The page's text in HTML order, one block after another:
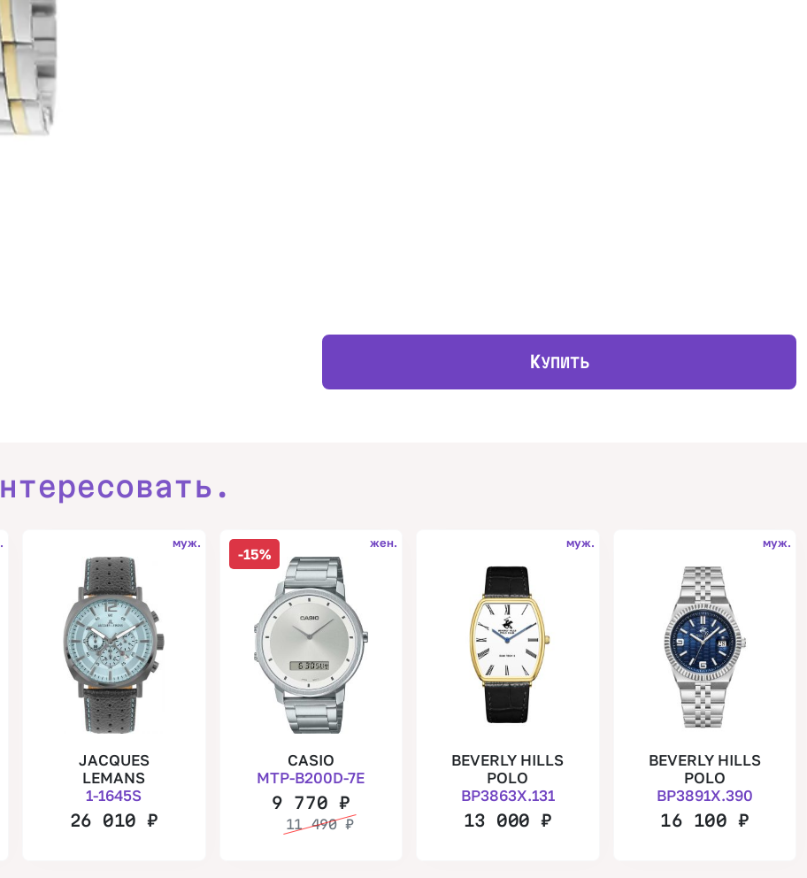
КУПИТЬ
муж.
JACQUES
LEMANS
1-1645S
26 010₽
-15%
жен.
CASIO
MTP-B200D-7E
9 770 ₽
11 490₽
муж.
BEVERLY HILLS
POLO
BP3863X.131
13 000₽
муж.
BEVERLY HILLS
POLO
BP3891X.390
16 100 ₽